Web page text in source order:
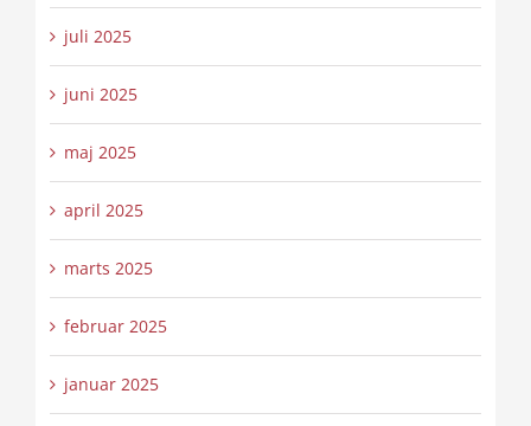
juli 2025
juni 2025
maj 2025
april 2025
marts 2025
februar 2025
januar 2025